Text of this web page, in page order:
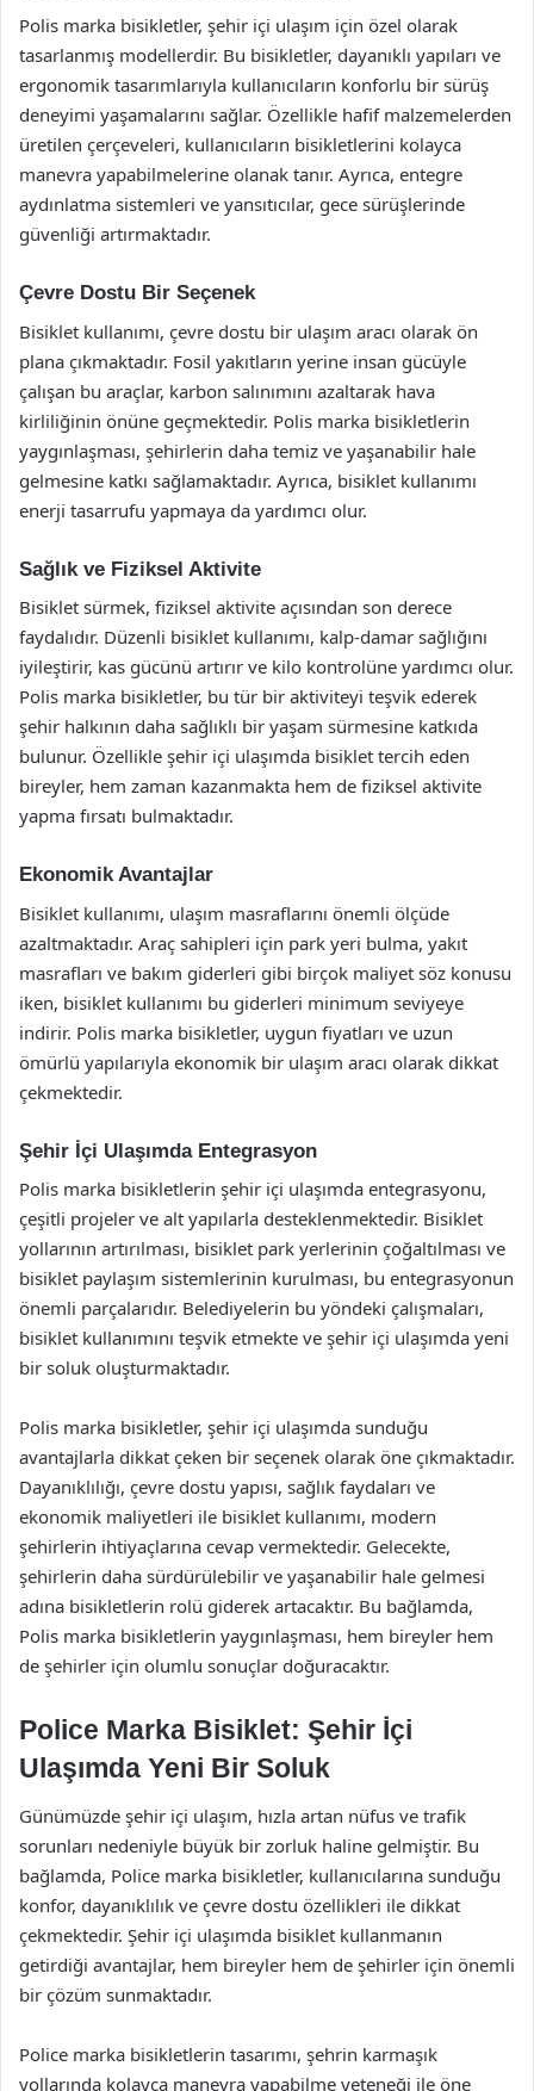
Polis marka bisikletler, şehir içi ulaşım için özel olarak
tasarlanmış modellerdir. Bu bisikletler, dayanıklı yapıları ve
ergonomik tasarımlarıyla kullanıcıların konforlu bir sürüş
deneyimi yaşamalarını sağlar. Özellikle hafif malzemelerden
üretilen çerçeveleri, kullanıcıların bisikletlerini kolayca
manevra yapabilmelerine olanak tanır. Ayrıca, entegre
aydınlatma sistemleri ve yansıtıcılar, gece sürüşlerinde
güvenliği artırmaktadır.
Çevre Dostu Bir Seçenek
Bisiklet kullanımı, çevre dostu bir ulaşım aracı olarak ön
plana çıkmaktadır. Fosil yakıtların yerine insan gücüyle
çalışan bu araçlar, karbon salınımını azaltarak hava
kirliliğinin önüne geçmektedir. Polis marka bisikletlerin
yaygınlaşması, şehirlerin daha temiz ve yaşanabilir hale
gelmesine katkı sağlamaktadır. Ayrıca, bisiklet kullanımı
enerji tasarrufu yapmaya da yardımcı olur.
Sağlık ve Fiziksel Aktivite
Bisiklet sürmek, fiziksel aktivite açısından son derece
faydalıdır. Düzenli bisiklet kullanımı, kalp-damar sağlığını
iyileştirir, kas gücünü artırır ve kilo kontrolüne yardımcı olur.
Polis marka bisikletler, bu tür bir aktiviteyi teşvik ederek
şehir halkının daha sağlıklı bir yaşam sürmesine katkıda
bulunur. Özellikle şehir içi ulaşımda bisiklet tercih eden
bireyler, hem zaman kazanmakta hem de fiziksel aktivite
yapma fırsatı bulmaktadır.
Ekonomik Avantajlar
Bisiklet kullanımı, ulaşım masraflarını önemli ölçüde
azaltmaktadır. Araç sahipleri için park yeri bulma, yakıt
masrafları ve bakım giderleri gibi birçok maliyet söz konusu
iken, bisiklet kullanımı bu giderleri minimum seviyeye
indirir. Polis marka bisikletler, uygun fiyatları ve uzun
ömürlü yapılarıyla ekonomik bir ulaşım aracı olarak dikkat
çekmektedir.
Şehir İçi Ulaşımda Entegrasyon
Polis marka bisikletlerin şehir içi ulaşımda entegrasyonu,
çeşitli projeler ve alt yapılarla desteklenmektedir. Bisiklet
yollarının artırılması, bisiklet park yerlerinin çoğaltılması ve
bisiklet paylaşım sistemlerinin kurulması, bu entegrasyonun
önemli parçalarıdır. Belediyelerin bu yöndeki çalışmaları,
bisiklet kullanımını teşvik etmekte ve şehir içi ulaşımda yeni
bir soluk oluşturmaktadır.
Polis marka bisikletler, şehir içi ulaşımda sunduğu
avantajlarla dikkat çeken bir seçenek olarak öne çıkmaktadır.
Dayanıklılığı, çevre dostu yapısı, sağlık faydaları ve
ekonomik maliyetleri ile bisiklet kullanımı, modern
şehirlerin ihtiyaçlarına cevap vermektedir. Gelecekte,
şehirlerin daha sürdürülebilir ve yaşanabilir hale gelmesi
adına bisikletlerin rolü giderek artacaktır. Bu bağlamda,
Polis marka bisikletlerin yaygınlaşması, hem bireyler hem
de şehirler için olumlu sonuçlar doğuracaktır.
Police Marka Bisiklet: Şehir İçi
Ulaşımda Yeni Bir Soluk
Günümüzde şehir içi ulaşım, hızla artan nüfus ve trafik
sorunları nedeniyle büyük bir zorluk haline gelmiştir. Bu
bağlamda, Police marka bisikletler, kullanıcılarına sunduğu
konfor, dayanıklılık ve çevre dostu özellikleri ile dikkat
çekmektedir. Şehir içi ulaşımda bisiklet kullanmanın
getirdiği avantajlar, hem bireyler hem de şehirler için önemli
bir çözüm sunmaktadır.
Police marka bisikletlerin tasarımı, şehrin karmaşık
yollarında kolayca manevra yapabilme yeteneği ile öne